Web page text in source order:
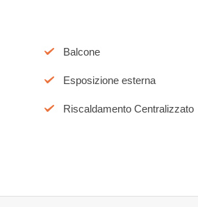
Balcone
Esposizione esterna
Riscaldamento Centralizzato